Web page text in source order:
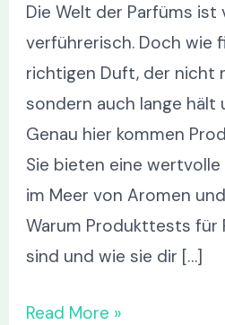
Die Welt der Parfüms ist
verführerisch. Doch wie
richtigen Duft, der nicht
sondern auch lange hält
Genau hier kommen
Sie bieten eine
im Meer von Aromen
Warum Produkttests für
sind und wie sie dir […]
Read More »